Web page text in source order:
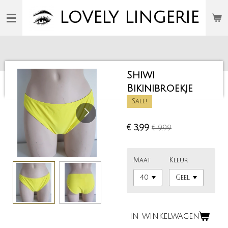
direct
LOVELY LINGERIE
Shiwi
Bikinibroekje
Sale!
€ 3,99 € 9,99
Maat Kleur
In winkelwagen